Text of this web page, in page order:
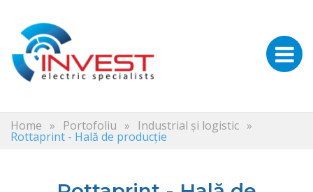
Home » Portofoliu » Industrial și logistic »
Rottaprint - Hală de producție